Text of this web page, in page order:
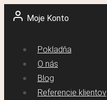
Skip
Moje Konto
Pokladňa
O nás
Blog
Referencie klientov